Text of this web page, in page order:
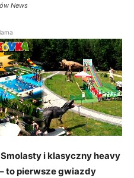
News
i klasyczny heavy
to pierwsze gwiazdy